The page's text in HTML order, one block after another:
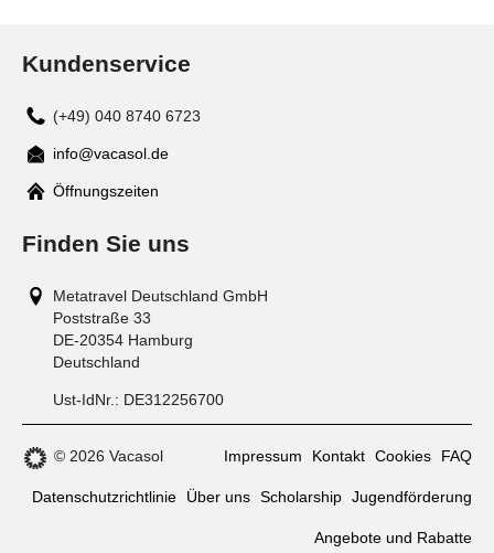
Kundenservice
(+49) 040 8740 6723
Mail
info@vacasol.de
Öffnungszeiten
Finden Sie uns
Metatravel Deutschland GmbH
Poststraße 33
DE-20354 Hamburg
Deutschland
Ust-IdNr.: DE312256700
© 2026 Vacasol Impressum Kontakt Cookies FAQ
Datenschutzrichtlinie Über uns Scholarship Jugendförderung
Angebote und Rabatte